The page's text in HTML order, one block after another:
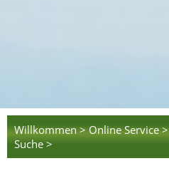
Willkommen > Online Service >
Suche >